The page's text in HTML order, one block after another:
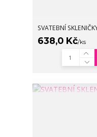
SVATEBNÍ
638,0 Kč/ks